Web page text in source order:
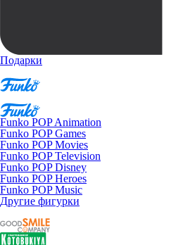
Подарки
Funko POP Animation
Funko POP Games
Funko POP Movies
Funko POP Television
Funko POP Disney
Funko POP Heroes
Funko POP Music
Другие фигурки